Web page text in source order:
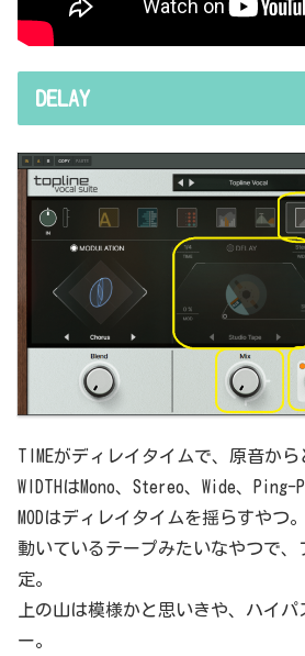
DELAY
TIMEがディレイタイムで、原音から
WIDTHはMono、Stereo、Wide、Ping-
MODはディレイタイムを揺らすやつ。
動いているテープみたいなやつで
定。
上の山は模様かと思いきや、ハイ
ー。